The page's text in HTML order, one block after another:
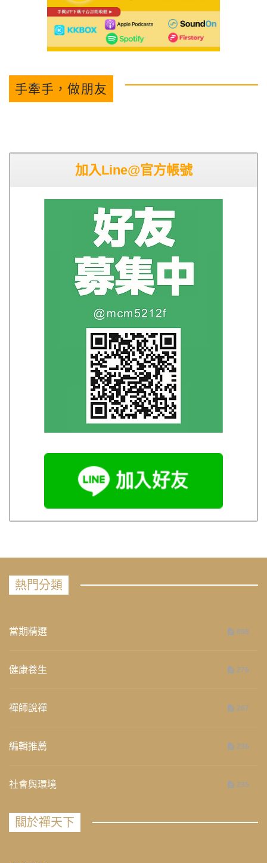
手牽手，做朋友
加入Line@官方帳號
熱門分類
當期精選 658
健康養生 276
禪師說禪 267
編輯推薦 236
社會與環境 235
關於禪天下